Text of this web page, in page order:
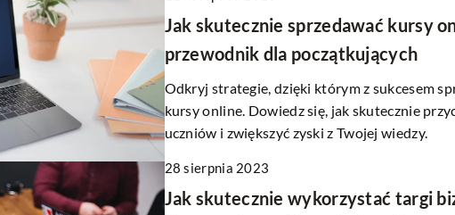
Jak skutecznie sprzedawać kursy
przewodnik dla początkujących
Odkryj strategie, dzięki którym z sukcesem
kursy online. Dowiedz się, jak skutecznie
uczniów i zwiększyć zyski z Twojej wiedzy.
28 sierpnia 2023
Jak skutecznie wykorzystać targi